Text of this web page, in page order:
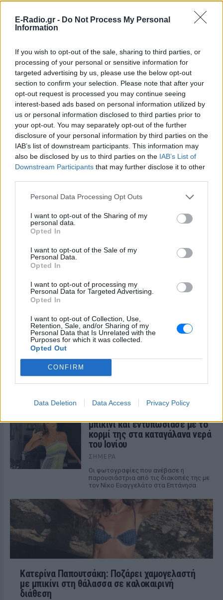
E-Radio.gr - Do Not Process My Personal
Information
If you wish to opt-out of the sale, sharing to third parties, or
processing of your personal or sensitive information for
targeted advertising by us, please use the below opt-out
section to confirm your selection. Please note that after your
opt-out request is processed you may continue seeing
interest-based ads based on personal information utilized by
us or personal information disclosed to third parties prior to
your opt-out. You may separately opt-out of the further
disclosure of your personal information by third parties on the
IAB’s list of downstream participants. This information may
also be disclosed by us to third parties on the IAB’s List of
Downstream Participants that may further disclose it to other
Personal Data Processing Opt Outs
I want to opt-out of the Sharing of my
personal data.
Opted In
I want to opt-out of the Sale of my
Personal Data.
Opted In
I want to opt-out of processing my
Personal Data for Targeted Advertising.
Opted In
I want to opt-out of Collection, Use,
Retention, Sale, and/or Sharing of my
Personal Data that Is Unrelated with the
Purposes for which it was collected.
Opted Out
CONFIRM
Data Deletion Data Access Privacy Policy
ΔΕΙΤΕ ΕΠΙΣΗΣ
ΣΤΗΝ ΙΔΙΑ ΚΑΤΗΓΟΡΙΑ
Η Ελένη Βουλγαράκη ξεσπά για
τις φήμες χωρισμού με τον
Ιωαννίδη: «Διασταυρώστε
καμία πληροφορία πριν
Η παραγωγός ραδιοφώνου ανάρτησε
Το μαροκινό χωριό που έγινε
σκηνικό για το βίντεο κλιπ ...
της Βανδή
ΣΉΜΕΡΑ
Από το «Lawrence of Arabia» και το Game
Christopher Nolan, το οχυρωμένο χωριό
μπικίνι και εντυπωσίασε με το
κορμί της στα καταγάλανα νερά
του Ιονίου
ΣΉΜΕΡΑ
Οι φωτογραφίες που ανέβασε η
παρουσιάστρια από τις διακοπές της με
τον Νίκο Ευαγγελάτο στα Επτάνησα
Κατερίνα Παπουτσάκη: Ποζάρει χαμογελαστή
με μπικίνι στη θάλασσα σε καλοκαιρινή
διάθεση